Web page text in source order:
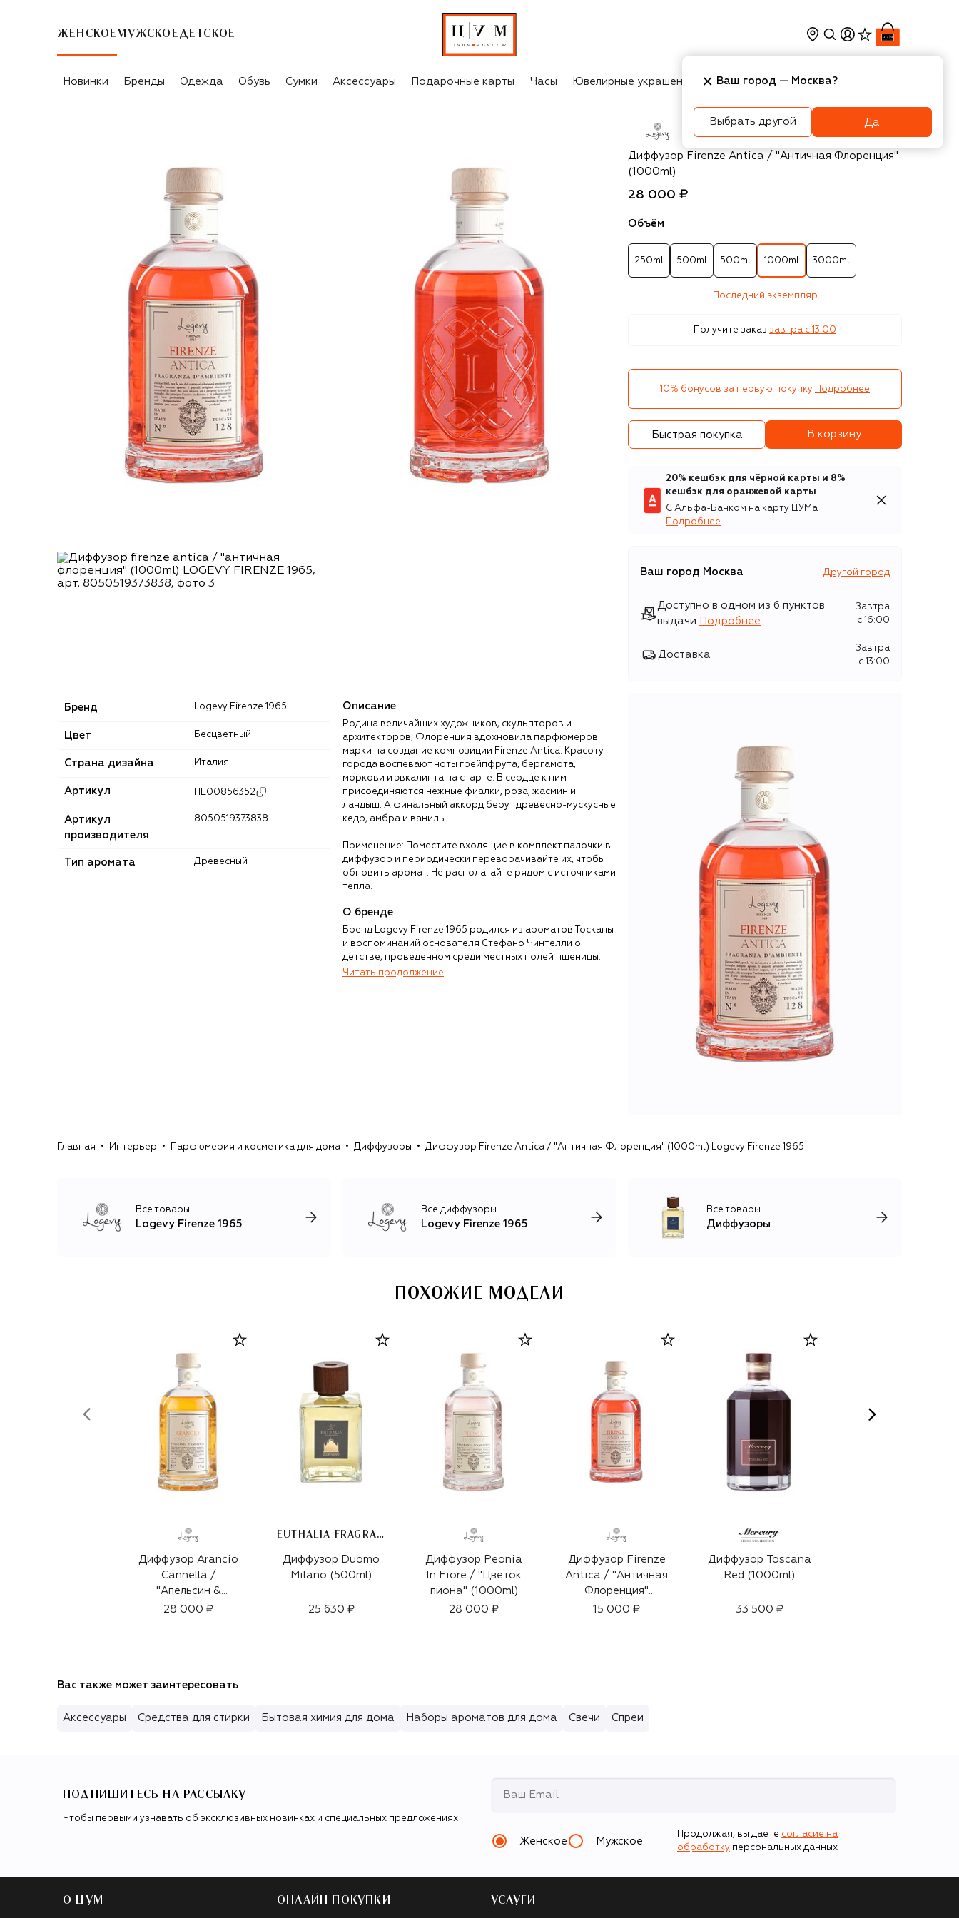
ЖЕНСКОЕ МУЖСКОЕ ДЕТСКОЕ
Новинки Бренды Одежда Обувь Сумки Аксессуары Подарочные карты Часы Ювелирные украшения Косметика Интерьер
Logevy Firenze 1965
Диффузор Firenze Antica / "Античная Флоренция"
(1000ml)
28 000 ₽
Объём
250ml 500ml 500ml 1000ml 3000ml
Последний экземпляр
Получите заказ завтра c 13:00
10% бонусов за первую покупку Подробнее
Быстрая покупка В корзину
20% кешбэк для чёрной карты и 8%
кешбэк для оранжевой карты
С Альфа-Банком на карту ЦУМа
Подробнее
Ваш город Москва Другой город
Доступно в одном из 6 пунктов
выдачи
Подробнее
Завтра
c 16:00
Доставка
Завтра
c 13:00
Бренд Logevy Firenze 1965
Цвет Бесцветный
Страна дизайна Италия
Артикул HE00856352
Артикул
производителя
8050519373838
Тип аромата Древесный
Описание
Родина величайших художников, скульпторов и
архитекторов, Флоренция вдохновила парфюмеров
марки на создание композиции Firenze Antica. Красоту
города воспевают ноты грейпфрута, бергамота,
моркови и эвкалипта на старте. В сердце к ним
присоединяются нежные фиалки, роза, жасмин и
ландыш. А финальный аккорд берут древесно-мускусные
кедр, амбра и ваниль.
Применение: Поместите входящие в комплект палочки в
диффузор и периодически переворачивайте их, чтобы
обновить аромат. Не располагайте рядом с источниками
тепла.
О бренде
Бренд Logevy Firenze 1965 родился из ароматов Тосканы
и воспоминаний основателя Стефано Чинтелли о
детстве, проведенном среди местных полей пшеницы.
метод прессования. В бренде применяют его
«отдохнуть», позволяя ингредиентам полностью
раскрыть свои свойства. Чинтелли сравнивает этот
процесс с танцем, в котором кислород и эссенции
Читать продолжение
Главная Интерьер Парфюмерия и косметика для дома Диффузоры Диффузор Firenze Antica / "Античная Флоренция" (1000ml) Logevy Firenze 1965
Все товары
Logevy Firenze 1965
Все диффузоры
Logevy Firenze 1965
Все товары
Диффузоры
ПОХОЖИЕ МОДЕЛИ
Диффузор Arancio
Cannella /
"Апельсин &
Корица" (1000ml)
28 000 ₽
EUTHALIA FRAGRANCES
Диффузор Duomo
Milano (500ml)
25 630 ₽
Диффузор Peonia
In Fiore / "Цветок
пиона" (1000ml)
28 000 ₽
Диффузор Firenze
Antica / "Античная
Флоренция"
(500ml)
15 000 ₽
Диффузор Toscana
Red (1000ml)
33 500 ₽
Вас также может заинтересовать
Аксессуары Средства для стирки Бытовая химия для дома Наборы ароматов для дома Свечи Спреи
ПОДПИШИТЕСЬ НА РАССЫЛКУ
Чтобы первыми узнавать об эксклюзивных новинках и специальных предложениях
Женское Мужское
Продолжая, вы даете согласие на
обработку персональных данных
О ЦУМ ОНЛАЙН ПОКУПКИ УСЛУГИ
Ваш город — Москва?
Выбрать другой Да